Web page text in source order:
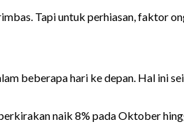
Tapi untuk perhiasan, faktor
beberapa hari ke depan. Hal ini
naik 8% pada Oktober